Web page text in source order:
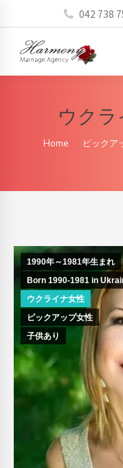
042 738
ウク
You are here:
Home ピックア
1990年～1981年生まれ
Born 1990-1981 in
ウクライナ女性
ピックアップ女性
子供あり